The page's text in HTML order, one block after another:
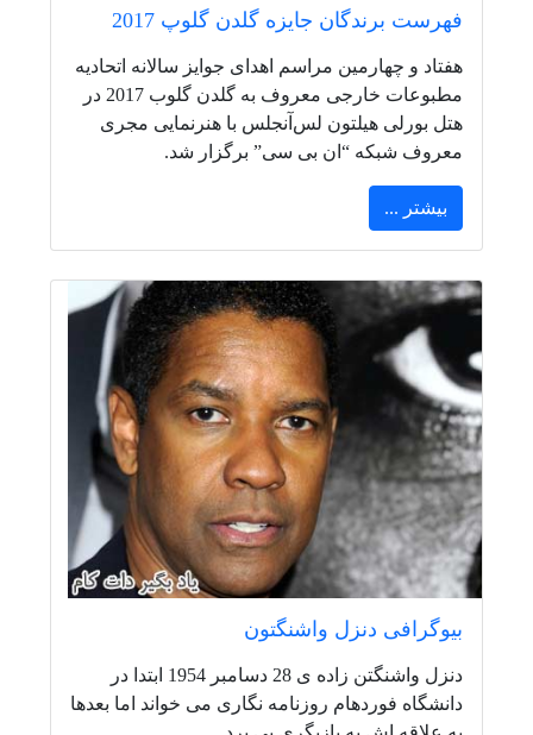
فهرست برندگان جایزه گلدن گلوپ 2017
هفتاد و چهارمین مراسم اهدای جوایز سالانه اتحادیه
مطبوعات خارجی معروف به گلدن گلوب 2017 در
هتل بورلی هیلتون لس‌آنجلس با هنرنمایی مجری
معروف شبکه “ان بی سی” برگزار شد.
بیشتر ...
بیوگرافی دنزل واشنگتون
دنزل واشنگتن زاده ی 28 دسامبر 1954 ابتدا در
دانشگاه فوردهام روزنامه نگاری می خواند اما بعدها